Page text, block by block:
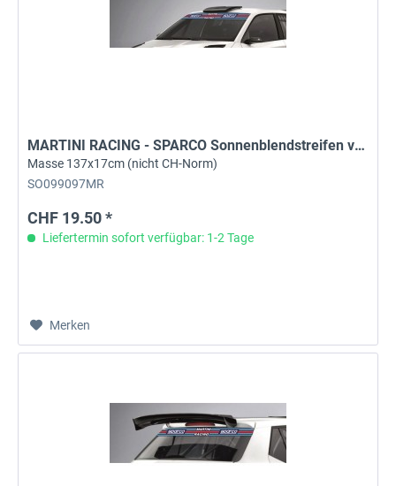
MARTINI RACING - SPARCO Sonnenblendstreifen vorne
Masse 137x17cm (nicht CH-Norm)
SO099097MR
CHF 19.50 *
Liefertermin sofort verfügbar: 1-2 Tage
Merken